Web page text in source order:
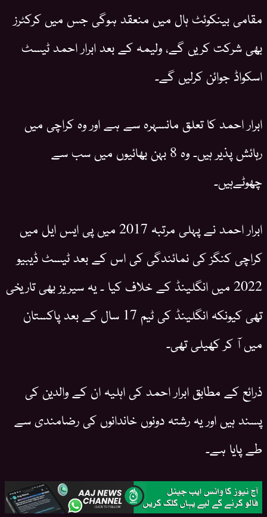
مقامی بینکوئٹ ہال میں منعقد ہوگی جس میں کرکٹرز
بھی شرکت کریں گے، ولیمہ کے بعد ابرار احمد ٹیسٹ
اسکواڈ جوائن کرلیں گے۔
ابرار احمد کا تعلق مانسہرہ سے ہے اور وہ کراچی میں
رہائش پذیر ہیں۔ وہ 8 بہن بھائیوں میں سب سے
چھوٹےہیں۔
ابرار احمد نے پہلی مرتبہ 2017 میں پی ایس ایل میں
کراچی کنگز کی نمائندگی کی اس کے بعد ٹیسٹ ڈیبیو
2022 میں انگلینڈ کے خلاف کیا ۔ یہ سیریز بھی تاریخی
تھی کیونکہ انگلینڈ کی ٹیم 17 سال کے بعد پاکستان
میں آ کر کھیلی تھی۔
ذرائع کے مطابق ابرار احمد کی اہلیہ ان کے والدین کی
پسند ہیں اور یہ رشتہ دونوں خاندانوں کی رضامندی سے
طے پایا ہے۔